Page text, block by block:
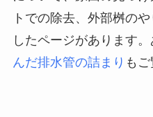
トでの除去、外部桝の
したページがあります
んだ排水管の詰まり もご